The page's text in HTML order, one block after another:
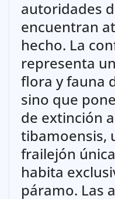
autoridades
encuentran
hecho. La
representa
flora y fauna
sino que
de extinción
tibamoensis,
frailejón
habita
páramo. Las